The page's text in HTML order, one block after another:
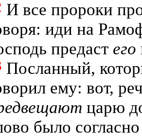
И все пророки
иди на
предаст его
Посланный,
ему: вот,
царю
было